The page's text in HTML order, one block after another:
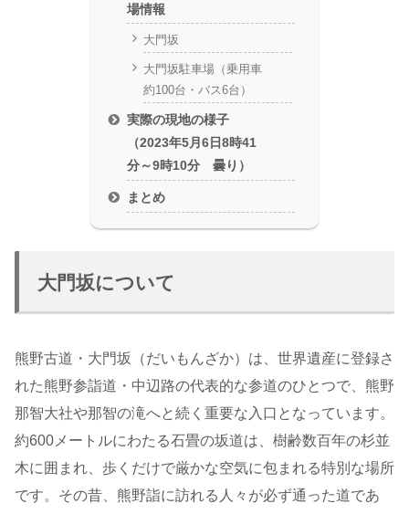
場情報
大門坂
大門坂駐車場（乗用車
約100台・バス6台）
実際の現地の様子
（2023年5月6日8時41
分～9時10分 曇り）
まとめ
大門坂について
熊野古道・大門坂（だいもんざか）は、世界遺産に登録さ
れた熊野参詣道・中辺路の代表的な参道のひとつで、熊野
那智大社や那智の滝へと続く重要な入口となっています。
約600メートルにわたる石畳の坂道は、樹齢数百年の杉並
木に囲まれ、歩くだけで厳かな空気に包まれる特別な場所
です。その昔、熊野詣に訪れる人々が必ず通った道であ